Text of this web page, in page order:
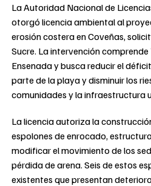
La Autoridad Nacional de
otorgó licencia ambiental al
erosión costera en Coveñas,
Sucre. La intervención
Ensenada y busca reducir el
parte de la playa y disminuir los
comunidades y la infraestructura
La licencia autoriza la
espolones de enrocado,
modificar el movimiento de los
pérdida de arena. Seis de estos
existentes que presentan